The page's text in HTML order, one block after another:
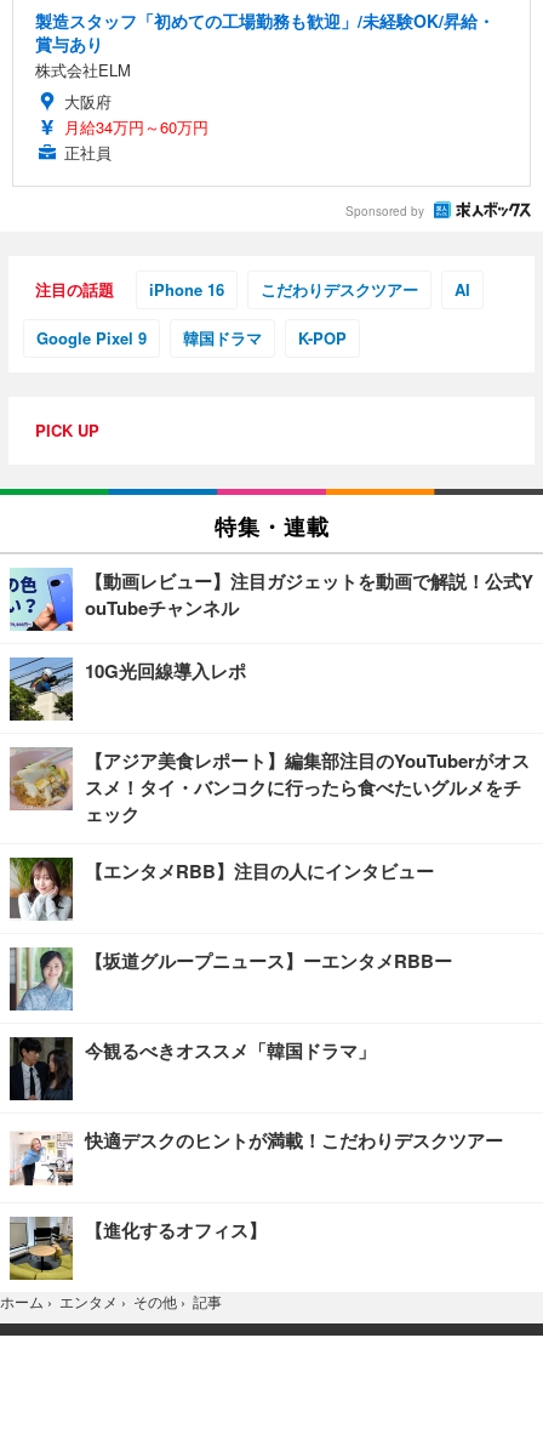
製造スタッフ「初めての工場勤務も歓迎」/未経験OK/昇給・
賞与あり
株式会社ELM
大阪府
月給34万円～60万円
正社員
Sponsored by
注目の話題 iPhone 16 こだわりデスクツアー AI
Google Pixel 9 韓国ドラマ K-POP
PICK UP
特集・連載
【動画レビュー】注目ガジェットを動画で解説！公式Y
ouTubeチャンネル
10G光回線導入レポ
【アジア美食レポート】編集部注目のYouTuberがオス
スメ！タイ・バンコクに行ったら食べたいグルメをチ
ェック
【エンタメRBB】注目の人にインタビュー
【坂道グループニュース】ーエンタメRBBー
今観るべきオススメ「韓国ドラマ」
快適デスクのヒントが満載！こだわりデスクツアー
【進化するオフィス】
ホーム › エンタメ › その他 › 記事